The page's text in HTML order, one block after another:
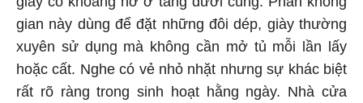
gian này dùng để đặt những đôi dép, giày thường
xuyên sử dụng mà không cần mở tủ mỗi lần lấy
hoặc cất. Nghe có vẻ nhỏ nhặt nhưng sự khác biệt
rất rõ ràng trong sinh hoạt hằng ngày. Nhà cửa